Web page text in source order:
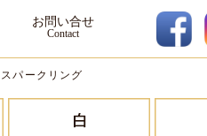
お問い合せ
スパークリング